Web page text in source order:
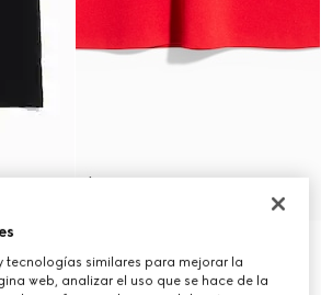
de
Vestido de viscosa mate fina
€ 1.500
tecnologías similares para mejorar la
web, analizar el uso que se hace de la